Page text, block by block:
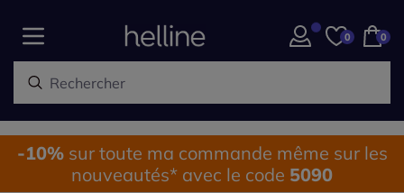
0 0
-10%sur toute ma commande même sur les
nouveautés* avec le code 5090